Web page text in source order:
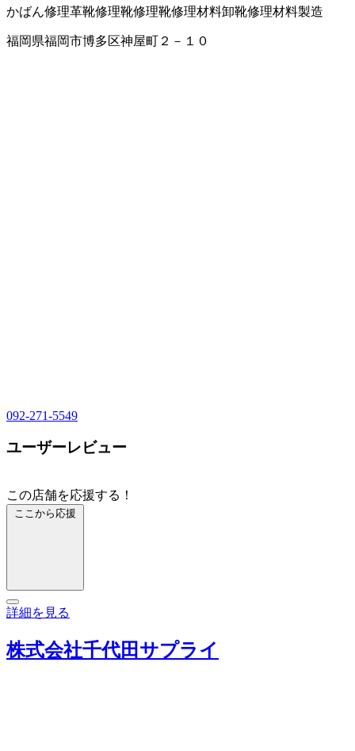
かばん修理革靴修理靴修理靴修理材料卸靴修理材料製造
福岡県福岡市博多区神屋町２－１０
092-271-5549
ユーザーレビュー
この店舗を応援する！
ここから応援
詳細を見る
株式会社千代田サプライ